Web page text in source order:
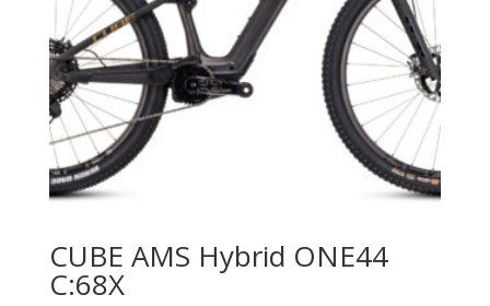
CUBE AMS Hybrid ONE44
C:68X